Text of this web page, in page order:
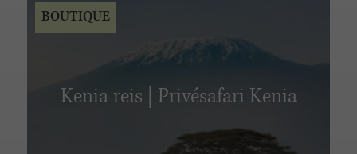
Kenia reis | Privésafari Kenia
BOUTIQUE